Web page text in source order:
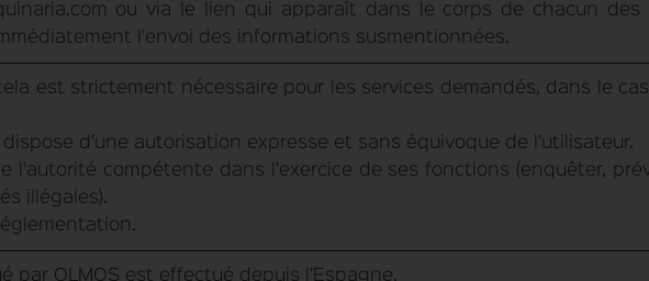
ou via le lien qui apparaît dans le corps de chacun
l'envoi des informations susmentionnées.
est strictement nécessaire pour les services demandés, dans le
dispose d’une autorisation expresse et sans équivoque de l’utilisateur.
l'autorité compétente dans l'exercice de ses fonctions (enquêter,
illégales).
par OLMOS est effectué depuis l’Espagne.